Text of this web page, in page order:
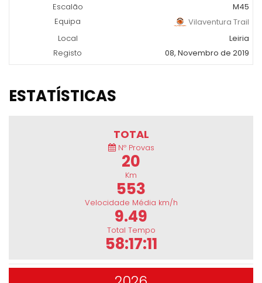
Escalão
M45
Equipa
Vilaventura Trail
Local
Leiria
Registo
08, Novembro de 2019
ESTATÍSTICAS
TOTAL
Nº Provas
20
Km
553
Velocidade Média km/h
9.49
Total Tempo
58:17:11